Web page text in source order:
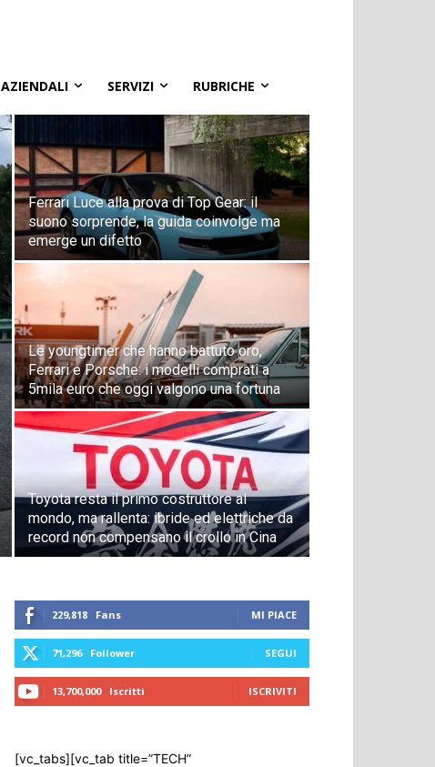
AZIENDALI SERVIZI RUBRICHE
Ferrari Luce alla prova di Top Gear: il
suono sorprende, la guida coinvolge ma
emerge un difetto
Le youngtimer che hanno battuto oro,
Ferrari e Porsche: i modelli comprati a
5mila euro che oggi valgono una fortuna
Toyota resta il primo costruttore al
mondo, ma rallenta: ibride ed elettriche da
record non compensano il crollo in Cina
229,818 Fans MI PIACE
71,296 Follower SEGUI
13,700,000 Iscritti ISCRIVITI
[vc_tabs][vc_tab title=”TECH”